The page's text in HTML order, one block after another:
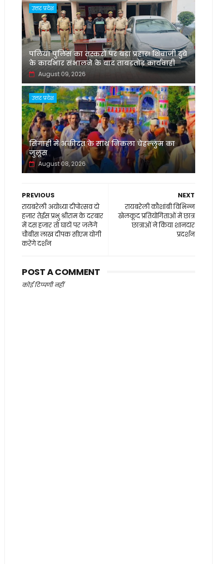
उत्तर प्रदेश
पलिया पुलिस का तस्करों पर बड़ा प्रहार! शिवाजी दुबे
के कार्यभार संभालने के बाद ताबड़तोड़ कार्यवाही
August 09, 2026
उत्तर प्रदेश
सिंगाही में अकीदत के साथ निकला चेहल्लुम का
जुलूस
August 08, 2026
NEXT
रायबरेली कौशांबी विभिन्न
खेलकूद प्रतियोगिताओं में छात्र
छात्राओं ने किया शानदार
प्रदर्शन
PREVIOUS
रायबरेली अयोध्या दीपोत्सव दो
हजार तेईस प्रभु श्रीराम के दरबार
में दस हजार तो घाटों पर जलेंगे
चौबीस लाख दीपक सीएम योगी
करेंगे दर्शन
POST A COMMENT
कोई टिप्पणी नहीं